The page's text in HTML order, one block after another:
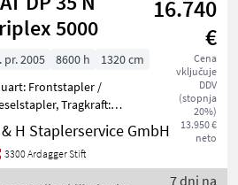
Mali
oglasi
5000
16.740
€
Cena
vključuje
DDV
(stopnja
20%)
13.950 €
neto
pr. 2005 8600 h
1320 cm
Frontstapler /
Tragkraft:
5000mm,
2450mm,
1800mm,
H Staplerservice GmbH
3300 Ardagger Stift
7 dni na